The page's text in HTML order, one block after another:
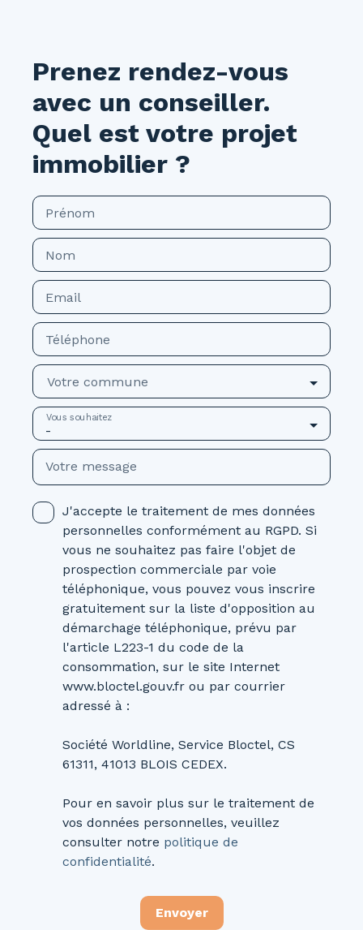
Prenez rendez-vous
avec un conseiller.
Quel est votre projet
immobilier ?
Prénom
Nom
Email
Téléphone
Votre commune
-
Vous souhaitez
Votre message
J'accepte le traitement de mes données
personnelles conformément au RGPD. Si
vous ne souhaitez pas faire l'objet de
prospection commerciale par voie
téléphonique, vous pouvez vous inscrire
gratuitement sur la liste d'opposition au
démarchage téléphonique, prévu par
l'article L223-1 du code de la
consommation, sur le site Internet
www.bloctel.gouv.fr ou par courrier
adressé à :
Société Worldline, Service Bloctel, CS
61311, 41013 BLOIS CEDEX.
Pour en savoir plus sur le traitement de
vos données personnelles, veuillez
consulter notre politique de
confidentialité.
Envoyer